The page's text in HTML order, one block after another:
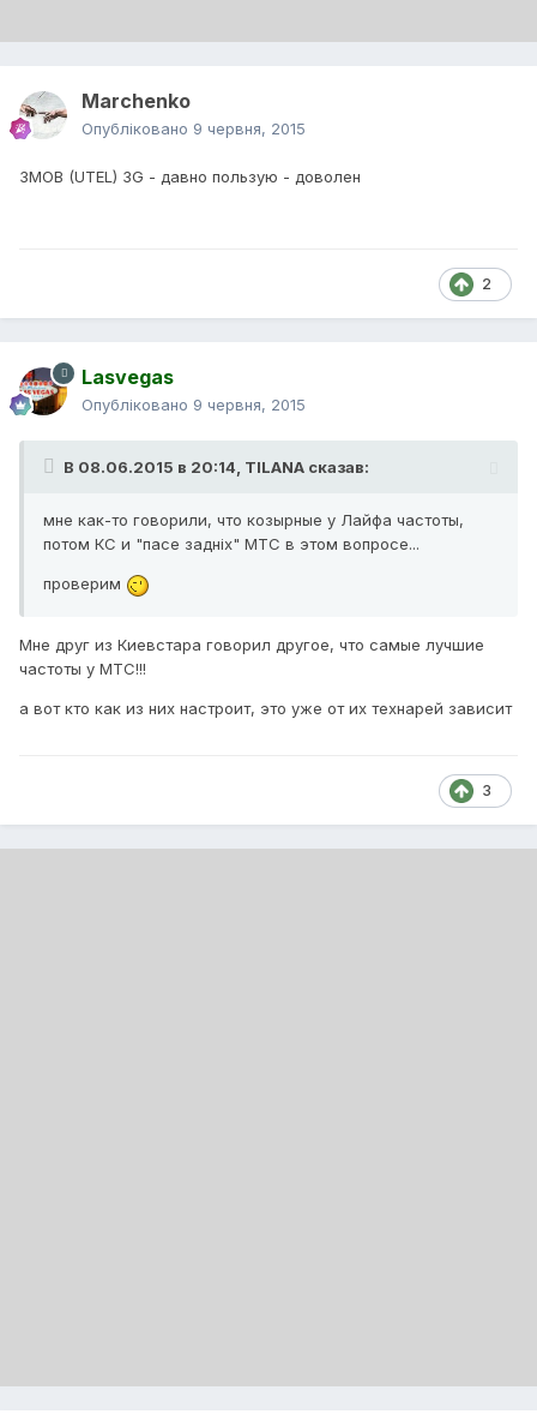
Marchenko
Опубліковано 9 червня, 2015
3MOB (UTEL) 3G - давно пользую - доволен
2
Lasvegas
Опубліковано 9 червня, 2015
В 08.06.2015 в 20:14, TILANA сказав:
мне как-то говорили, что козырные у Лайфа частоты,
потом КС и "пасе заднiх" МТС в этом вопросе...
проверим
Мне друг из Киевстара говорил другое, что самые лучшие
частоты у МТС!!!
а вот кто как из них настроит, это уже от их технарей зависит
3